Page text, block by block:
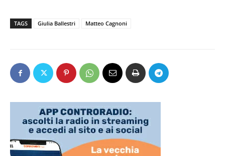
TAGS Giulia Ballestri Matteo Cagnoni